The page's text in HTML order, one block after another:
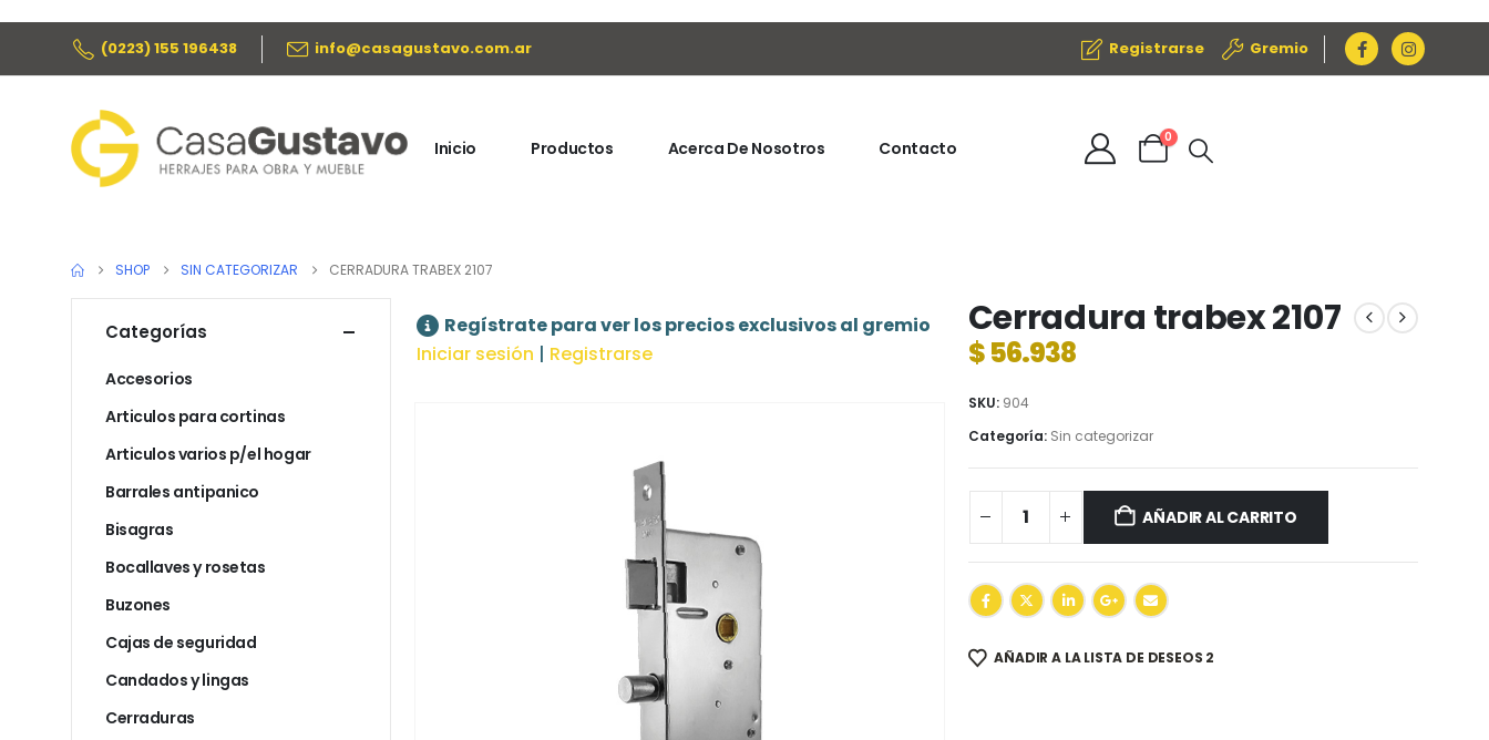
(0223) 155 196438 info@casagustavo.com.ar Registrarse Gremio
Inicio Productos Acerca De Nosotros Contacto
0
SHOP SIN CATEGORIZAR CERRADURA TRABEX 2107
Regístrate para ver los precios exclusivos al gremio
Iniciar sesión | Registrarse
Cerradura trabex 2107
$56.938
SKU: 904
Categoría: Sin categorizar
AÑADIR AL CARRITO
AÑADIR A LA LISTA DE DESEOS 2
Categorías
Accesorios
Articulos para cortinas
Articulos varios p/el hogar
Barrales antipanico
Bisagras
Bocallaves y rosetas
Buzones
Cajas de seguridad
Candados y lingas
Cerraduras